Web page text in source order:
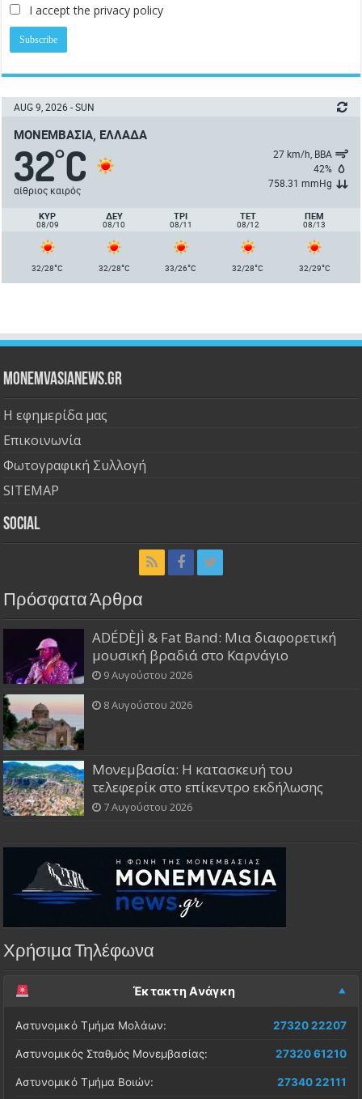
I accept the privacy policy
AUG 9, 2026 - SUN
ΜΟΝΕΜΒΑΣΙΆ, ΕΛΛΆΔΑ
32°C
αίθριος καιρός
27 km/h, ΒΒΑ
42%
758.31 mmHg
ΚΥΡ
08/09
ΔΕΥ
08/10
ΤΡΙ
08/11
ΤΕΤ
08/12
ΠΈΜ
08/13
32/28°C 32/28°C 33/26°C 32/28°C 32/29°C
Monemvasianews.gr
Η εφημερίδα μας
Επικοινωνία
Φωτογραφική Συλλογή
SITEMAP
Social
Πρόσφατα Άρθρα
ADÉDÈJÌ & Fat Band: Μια διαφορετική
μουσική βραδιά στο Καρνάγιο
9 Αυγούστου 2026
8 Αυγούστου 2026
Μονεμβασία: Η κατασκευή του
τελεφερίκ στο επίκεντρο εκδήλωσης
7 Αυγούστου 2026
Χρήσιμα Τηλέφωνα
Έκτακτη Ανάγκη
Αστυνομικό Τμήμα Μολάων: 27320 22207
Αστυνομικός Σταθμός Μονεμβασίας: 27320 61210
Αστυνομικό Τμήμα Βοιών: 27340 22111